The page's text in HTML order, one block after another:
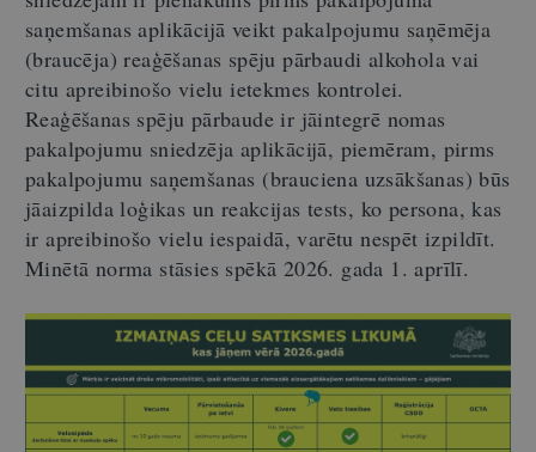
saņemšanas aplikācijā veikt pakalpojumu saņēmēja
(braucēja) reaģēšanas spēju pārbaudi alkohola vai
citu apreibinošo vielu ietekmes kontrolei.
Reaģēšanas spēju pārbaude ir jāintegrē nomas
pakalpojumu sniedzēja aplikācijā, piemēram, pirms
pakalpojumu saņemšanas (brauciena uzsākšanas) būs
jāaizpilda loģikas un reakcijas tests, ko persona, kas
ir apreibinošo vielu iespaidā, varētu nespēt izpildīt.
Minētā norma stāsies spēkā 2026. gada 1. aprīlī.